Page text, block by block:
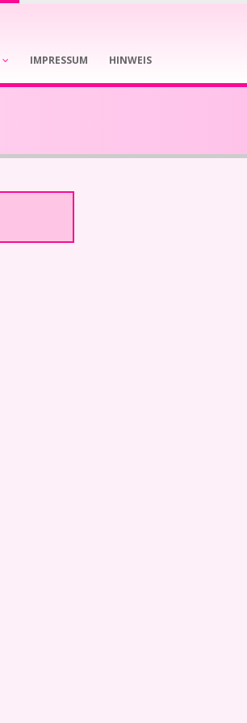
IMPRESSUM HINWEIS